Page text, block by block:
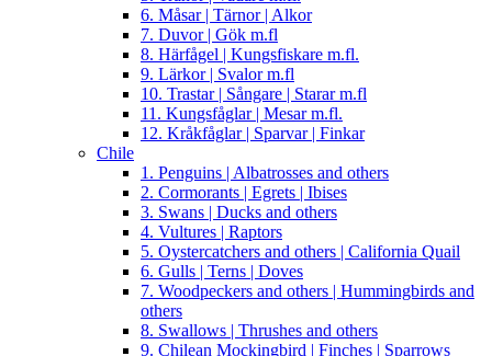
6. Måsar | Tärnor | Alkor
7. Duvor | Gök m.fl
8. Härfågel | Kungsfiskare m.fl.
9. Lärkor | Svalor m.fl
10. Trastar | Sångare | Starar m.fl
11. Kungsfåglar | Mesar m.fl.
12. Kråkfåglar | Sparvar | Finkar
Chile
1. Penguins | Albatrosses and others
2. Cormorants | Egrets | Ibises
3. Swans | Ducks and others
4. Vultures | Raptors
5. Oystercatchers and others | California Quail
6. Gulls | Terns | Doves
7. Woodpeckers and others | Hummingbirds and
others
8. Swallows | Thrushes and others
9. Chilean Mockingbird | Finches | Sparrows